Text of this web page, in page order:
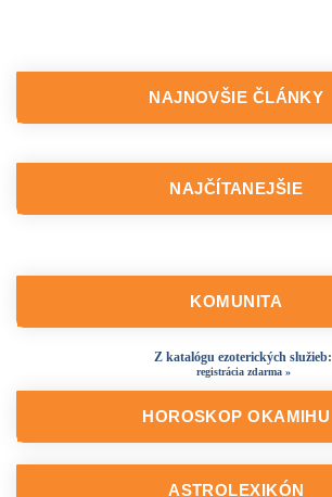
NAJNOVŠIE ČLÁNKY
NAJČÍTANEJŠIE
KOMUNITA
Z katalógu ezoterických služieb:
registrácia zdarma »
HOROSKOP OKAMIHU
ASTROLEXIKÓN